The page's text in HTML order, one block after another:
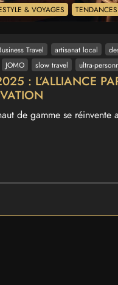
& VOYAGES TENDANCES
Travel artisanat local
JOMO slow travel ultra-
: L’ALLIANCE
de gamme se réinvente